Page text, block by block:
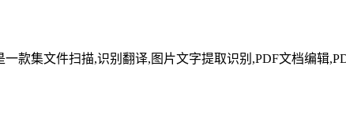
款集文件扫描,识别翻译,图片文字提取识别,PDF文档编辑